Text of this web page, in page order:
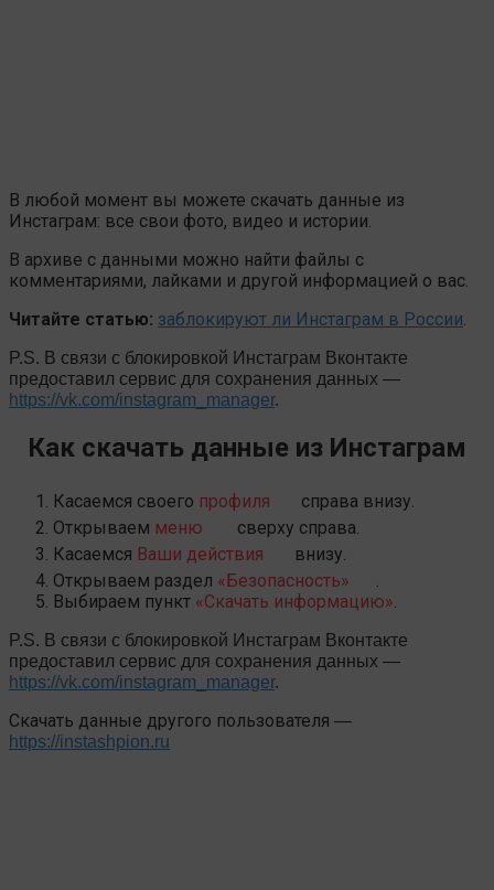
В любой момент вы можете скачать данные из
Инстаграм: все свои фото, видео и истории.
В архиве с данными можно найти файлы с
комментариями, лайками и другой информацией о вас.
Читайте статью: заблокируют ли Инстаграм в России.
P.S. В связи с блокировкой Инстаграм Вконтакте
предоставил сервис для сохранения данных —
https://vk.com/instagram_manager.
Как скачать данные из Инстаграм
Касаемся своего профиля
справа внизу.
Открываем меню
сверху справа.
Касаемся Ваши действия
внизу.
Открываем раздел «Безопасность»
Выбираем пункт «Скачать информацию»
P.S. В связи с блокировкой Инстаграм Вконтакте
предоставил сервис для сохранения данных —
https://vk.com/instagram_manager.
Скачать данные другого пользователя —
https://instashpion.ru